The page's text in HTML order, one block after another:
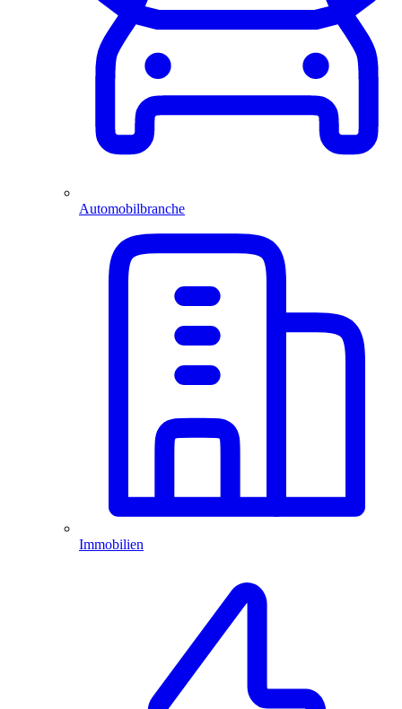
Automobilbranche
Immobilien